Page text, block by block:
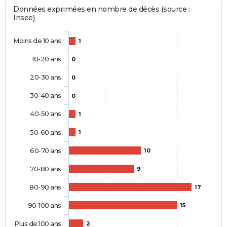
Données exprimées en nombre de décès (source :
Insee)
1
0
0
0
1
1
10
9
17
15
2
Moins de 10 ans
10-20 ans
20-30 ans
30-40 ans
40-50 ans
50-60 ans
60-70 ans
70-80 ans
80-90 ans
90-100 ans
Plus de 100 ans